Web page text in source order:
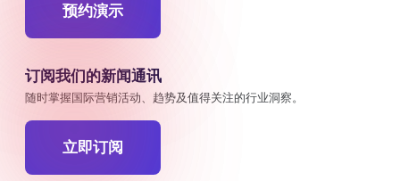
预约演示
订阅我们的新闻通讯
随时掌握国际营销活动、趋势及值得关注的行业洞察。
立即订阅